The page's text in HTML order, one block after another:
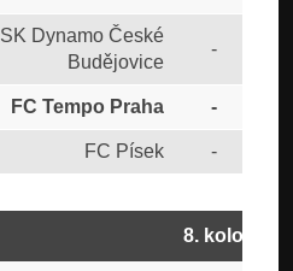
SK Dynamo České
Budějovice
-
FC Tempo Praha -
FC Písek -
8. kolo